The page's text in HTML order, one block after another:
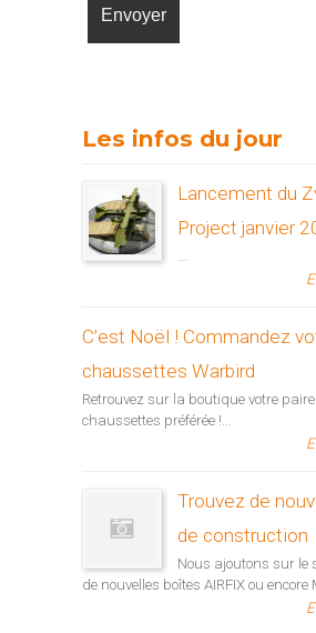
Les infos du jour
Lancement du
Project janvier
...
C’est Noël ! Commandez
chaussettes Warbird
Retrouvez sur la boutique votre
chaussettes préférée !...
Trouvez de
de construction
Nous ajoutons sur le
de nouvelles boîtes AIRFIX ou encore